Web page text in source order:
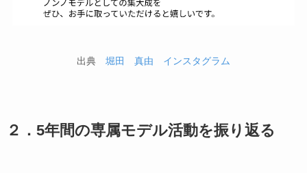
出典 堀田 真由 インスタグラム
２．5年間の専属モデル活動を振り返る